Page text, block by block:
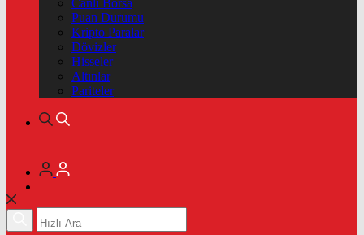
Canlı Borsa
Puan Durumu
Kripto Paralar
Dövizler
Hisseler
Altınlar
Pariteler